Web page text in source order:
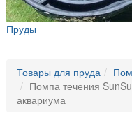
Пруды
Товары для пруда
Помпа течения
аквариума